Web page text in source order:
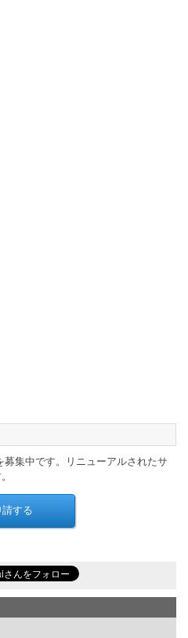
集中です。リニューアルされたサ